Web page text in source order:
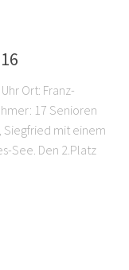
Ort: Franz-
17 Senioren
Siegfried mit einem
See. Den 2.Platz